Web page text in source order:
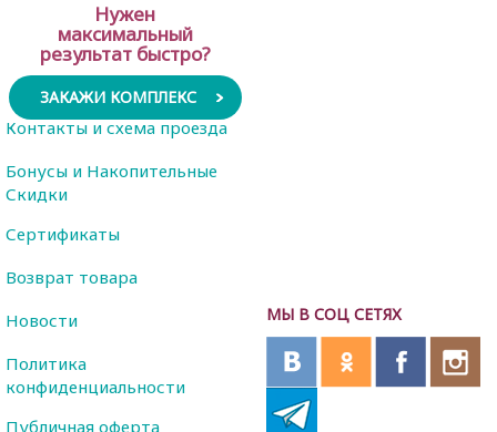
Нужен
максимальный
результат быстро?
ЗАКАЖИ КОМПЛЕКС
МЫ В СОЦ СЕТЯХ
Контакты и схема проезда
Бонусы и Накопительные
Скидки
Сертификаты
Возврат товара
Новости
Политика
конфиденциальности
Публичная оферта